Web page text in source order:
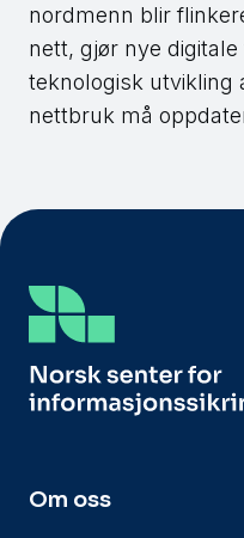
nordmenn blir
nett, gjør nye
teknologisk utvikling
nettbruk må
Om oss